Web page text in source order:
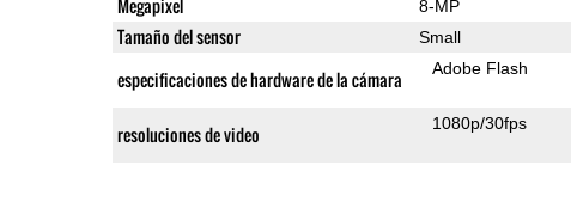
Megapixel 8-MP
Tamaño del sensor Small
especificaciones de hardware de la cámara Adobe Flash
resoluciones de video 1080p/30fps